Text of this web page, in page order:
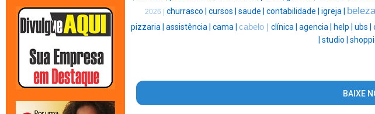
2026 | churrasco | cursos | saude | contabilidade | igreja |
pizzaria | assistência | cama | cabelo | clínica | agencia | help | ubs |
studio |
BAIXE